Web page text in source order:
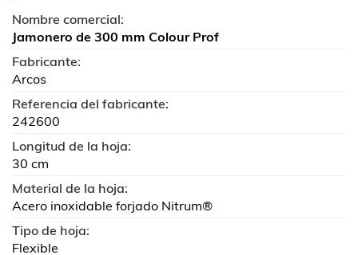
Nombre comercial:
Jamonero de 300 mm Colour Prof
Fabricante:
Arcos
Referencia del fabricante:
242600
Longitud de la hoja:
30 cm
Material de la hoja:
Acero inoxidable forjado Nitrum®
Tipo de hoja:
Flexible